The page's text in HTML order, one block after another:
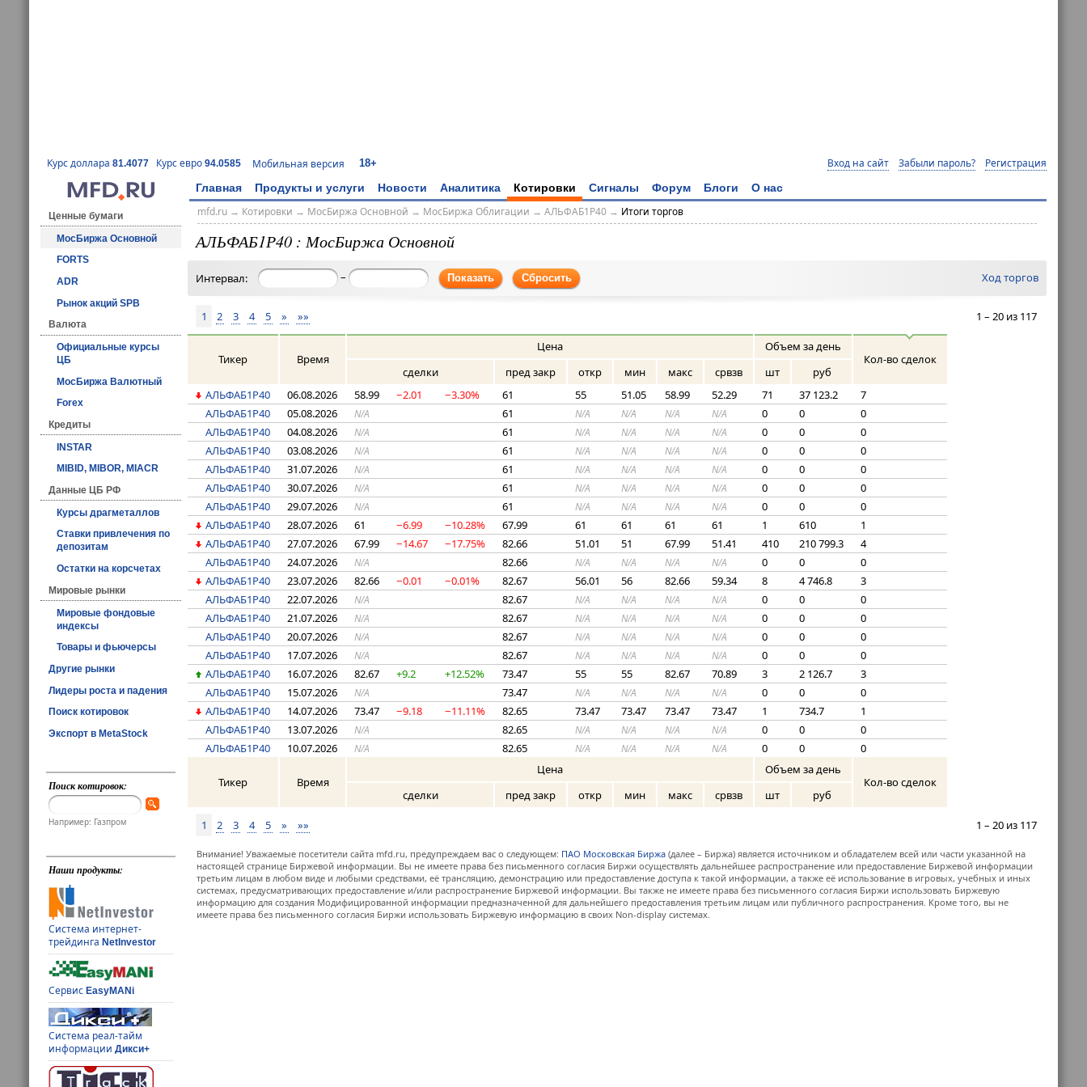
Курс доллара 81.4077 Курс евро 94.0585 Мобильная версия 18+ Вход на сайт Забыли пароль? Регистрация
Главная Продукты и услуги Новости Аналитика Котировки Сигналы Форум Блоги О нас
Ценные бумаги
МосБиржа Основной
FORTS
ADR
Рынок акций SPB
Валюта
Официальные курсы
ЦБ
МосБиржа Валютный
Forex
Кредиты
INSTAR
MIBID, MIBOR, MIACR
Данные ЦБ РФ
Курсы драгметаллов
Ставки привлечения по
депозитам
Остатки на корсчетах
Мировые рынки
Мировые фондовые
индексы
Товары и фьючерсы
Другие рынки
Лидеры роста и падения
Поиск котировок
Экспорт в MetaStock
Поиск котировок:
Например: Газпром
Наши продукты:
Система интернет-
трейдингаNetInvestor
СервисEasyMANi
Система реал-тайм
информацииДикси+
mfd.ru→ Котировки → МосБиржа Основной → МосБиржа Облигации → АЛЬФАБ1Р40→ Итоги торгов
АЛЬФАБ1Р40 : МосБиржа Основной
Ход торгов
Интервал: – Показать Сбросить
1 – 20 из 117
1 2 3 4 5 » »»
Тикер Время
Цена
Объем за день
Кол-во сделок
сделки
пред закр откр мин макс срвзв шт
руб
АЛЬФАБ1Р40
06.08.2026 58.99 −2.01 −3.30% 61 55 51.05 58.99 52.29 71 37 123.2
7
АЛЬФАБ1Р40
05.08.2026 N/A 61 N/A N/A N/A N/A 0 0
0
АЛЬФАБ1Р40
04.08.2026 N/A 61 N/A N/A N/A N/A 0 0
0
АЛЬФАБ1Р40
03.08.2026 N/A 61 N/A N/A N/A N/A 0 0
0
АЛЬФАБ1Р40
31.07.2026 N/A 61 N/A N/A N/A N/A 0 0
0
АЛЬФАБ1Р40
30.07.2026 N/A 61 N/A N/A N/A N/A 0 0
0
АЛЬФАБ1Р40
29.07.2026 N/A 61 N/A N/A N/A N/A 0 0
0
АЛЬФАБ1Р40
28.07.2026 61 −6.99 −10.28% 67.99 61 61 61 61 1 610
1
АЛЬФАБ1Р40
27.07.2026 67.99 −14.67 −17.75% 82.66 51.01 51 67.99 51.41 410 210 799.3
4
АЛЬФАБ1Р40
24.07.2026 N/A 82.66 N/A N/A N/A N/A 0 0
0
АЛЬФАБ1Р40
23.07.2026 82.66 −0.01 −0.01% 82.67 56.01 56 82.66 59.34 8 4 746.8
3
АЛЬФАБ1Р40
22.07.2026 N/A 82.67 N/A N/A N/A N/A 0 0
0
АЛЬФАБ1Р40
21.07.2026 N/A 82.67 N/A N/A N/A N/A 0 0
0
АЛЬФАБ1Р40
20.07.2026 N/A 82.67 N/A N/A N/A N/A 0 0
0
АЛЬФАБ1Р40
17.07.2026 N/A 82.67 N/A N/A N/A N/A 0 0
0
АЛЬФАБ1Р40
16.07.2026 82.67 +9.2 +12.52% 73.47 55 55 82.67 70.89 3 2 126.7
3
АЛЬФАБ1Р40
15.07.2026 N/A 73.47 N/A N/A N/A N/A 0 0
0
АЛЬФАБ1Р40
14.07.2026 73.47 −9.18 −11.11% 82.65 73.47 73.47 73.47 73.47 1 734.7
1
АЛЬФАБ1Р40
13.07.2026 N/A 82.65 N/A N/A N/A N/A 0 0
0
АЛЬФАБ1Р40
10.07.2026 N/A 82.65 N/A N/A N/A N/A 0 0 0
Тикер Время
Цена
Объем за день
Кол-во сделок
сделки
пред закр откр мин макс срвзв шт руб
1 – 20 из 117
1 2 3 4 5 » »»
Внимание! Уважаемые посетители сайта mfd.ru, предупреждаем вас о следующем: ПАО Московская Биржа (далее – Биржа) является источником и обладателем всей или части указанной на
настоящей странице Биржевой информации. Вы не имеете права без письменного согласия Биржи осуществлять дальнейшее распространение или предоставление Биржевой информации
третьим лицам в любом виде и любыми средствами, её трансляцию, демонстрацию или предоставление доступа к такой информации, а также её использование в игровых, учебных и иных
системах, предусматривающих предоставление и/или распространение Биржевой информации. Вы также не имеете права без письменного согласия Биржи использовать Биржевую
информацию для создания Модифицированной информации предназначенной для дальнейшего предоставления третьим лицам или публичного распространения. Кроме того, вы не
имеете права без письменного согласия Биржи использовать Биржевую информацию в своих Non-display системах.